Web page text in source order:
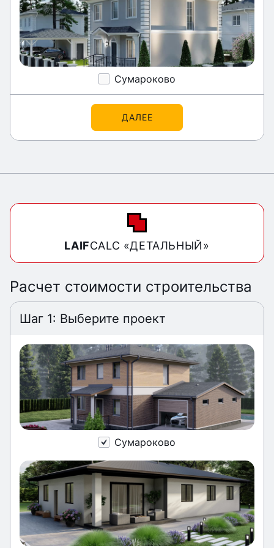
Сумароково
ДАЛЕЕ
LAIFCALC «ДЕТАЛЬНЫЙ»
Расчет стоимости строительства
Шаг 1: Выберите проект
Сумароково